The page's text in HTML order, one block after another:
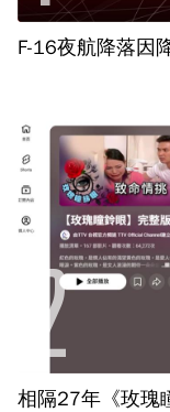
F-16夜航降落因
相隔27年《玫瑰